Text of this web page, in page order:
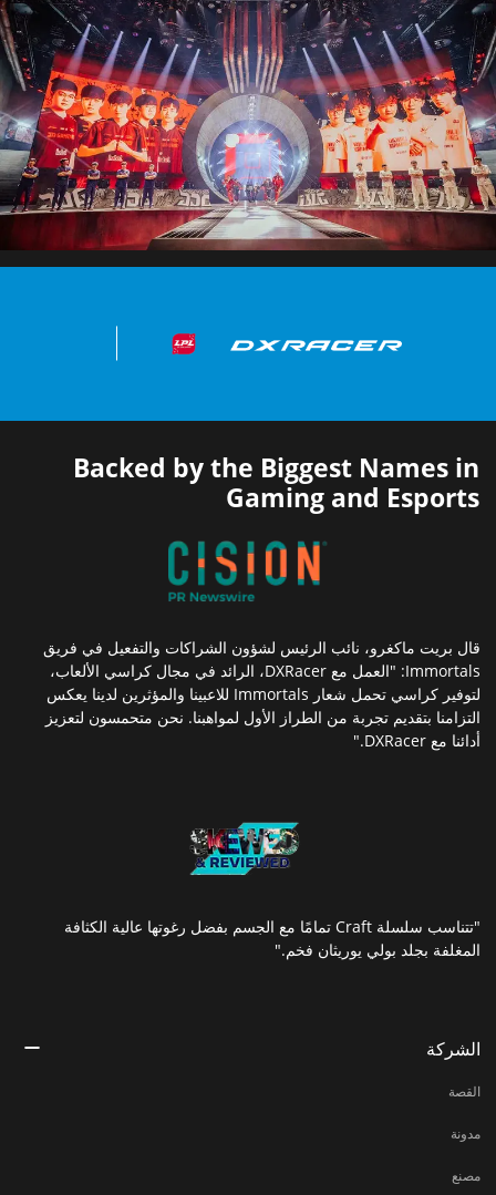
Backed by the Biggest Names in
Gaming and Esports
قال بريت ماكغرو، نائب الرئيس لشؤون الشراكات والتفعيل في فريق
Immortals: "العمل مع DXRacer، الرائد في مجال كراسي الألعاب،
لتوفير كراسي تحمل شعار Immortals للاعبينا والمؤثرين لدينا يعكس
التزامنا بتقديم تجربة من الطراز الأول لمواهبنا. نحن متحمسون لتعزيز
أدائنا مع DXRacer."
"تتناسب سلسلة Craft تمامًا مع الجسم بفضل رغوتها عالية الكثافة
المغلفة بجلد بولي يوريثان فخم."
الشركة
القصة
مدونة
مصنع